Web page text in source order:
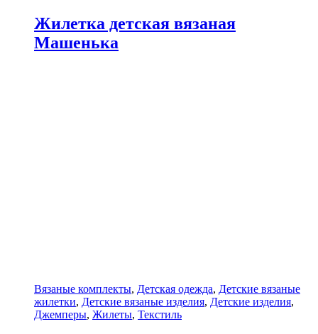
Жилетка детская вязаная
Машенька
Вязаные комплекты, Детская одежда, Детские вязаные
жилетки, Детские вязаные изделия, Детские изделия,
Джемперы, Жилеты, Текстиль